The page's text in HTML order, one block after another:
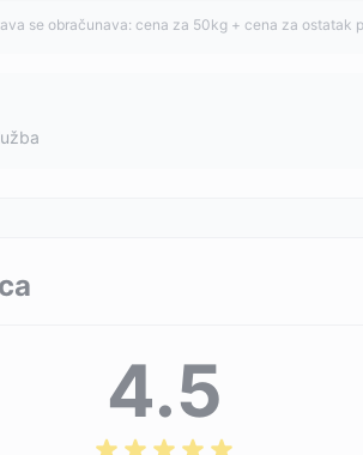
se obračunava: cena za 50kg + cena za ostatak
4.5